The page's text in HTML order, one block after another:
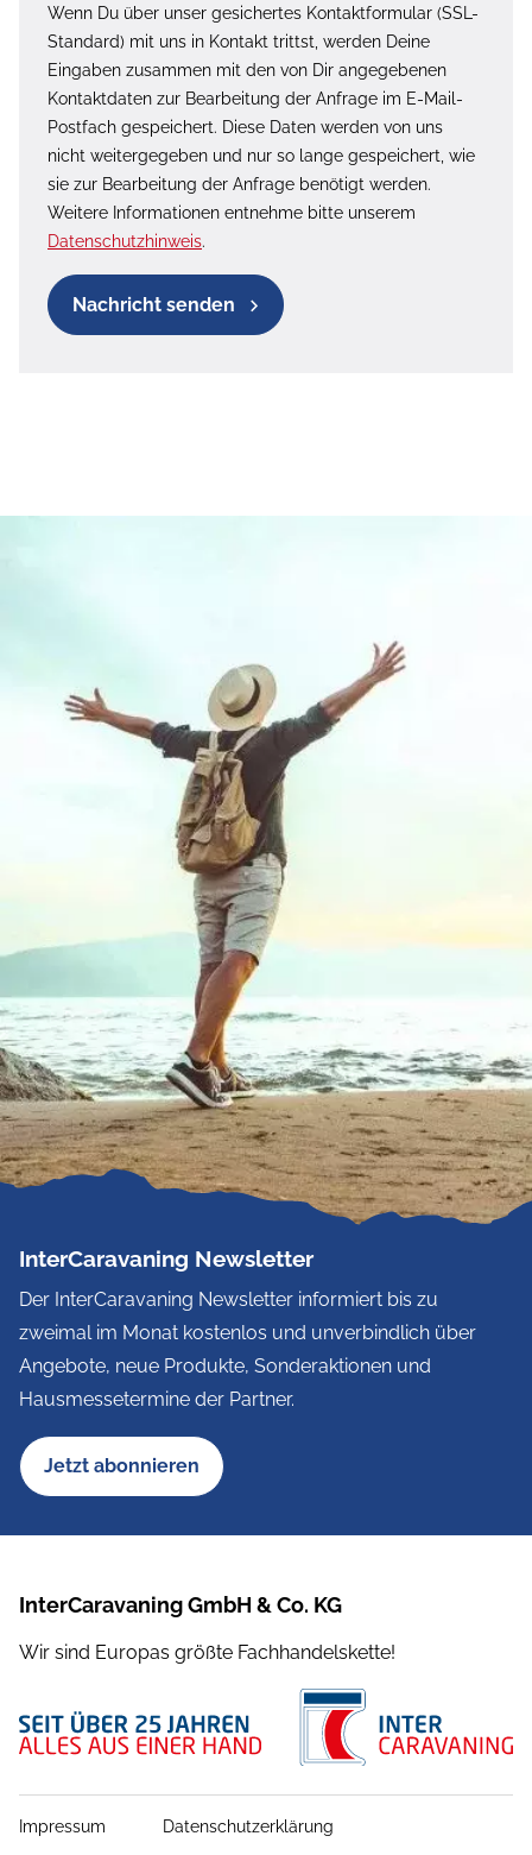
Wenn Du über unser gesichertes Kontaktformular (SSL-
Standard) mit uns in Kontakt trittst, werden Deine
Eingaben zusammen mit den von Dir angegebenen
Kontaktdaten zur Bearbeitung der Anfrage im E-Mail-
Postfach gespeichert. Diese Daten werden von uns
nicht weitergegeben und nur so lange gespeichert, wie
sie zur Bearbeitung der Anfrage benötigt werden.
Weitere Informationen entnehme bitte unserem
Datenschutzhinweis.
Nachricht senden
InterCaravaning Newsletter
Der InterCaravaning Newsletter informiert bis zu
zweimal im Monat kostenlos und unverbindlich über
Angebote, neue Produkte, Sonderaktionen und
Hausmessetermine der Partner.
Jetzt abonnieren
InterCaravaning GmbH & Co. KG
Wir sind Europas größte Fachhandelskette!
Impressum Datenschutzerklärung